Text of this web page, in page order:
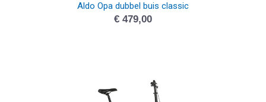
Aldo Opa dubbel buis classic
€479,00